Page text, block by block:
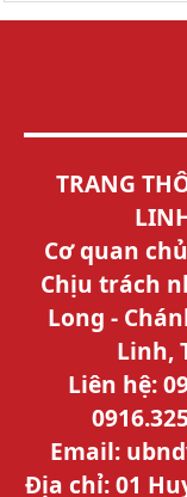
TRANG
Cơ quan
Chịu trách
Long -
Linh,
Liên hệ:
Email:
Địa chỉ: 01